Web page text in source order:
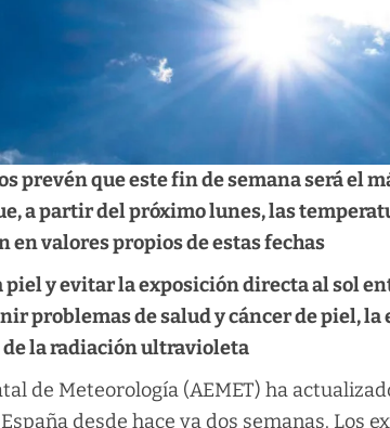
prevén que este fin de semana será el
a partir del próximo lunes, las
en valores propios de estas fechas
piel y evitar la exposición directa al sol
problemas de salud y cáncer de piel, la
de la radiación ultravioleta
de Meteorología (AEMET) ha
desde hace ya dos semanas. Los